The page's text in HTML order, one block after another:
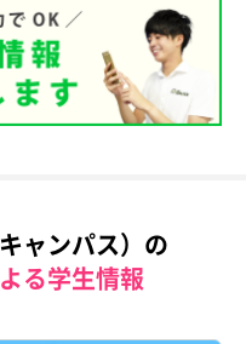
ャンパス）の
る学生情報